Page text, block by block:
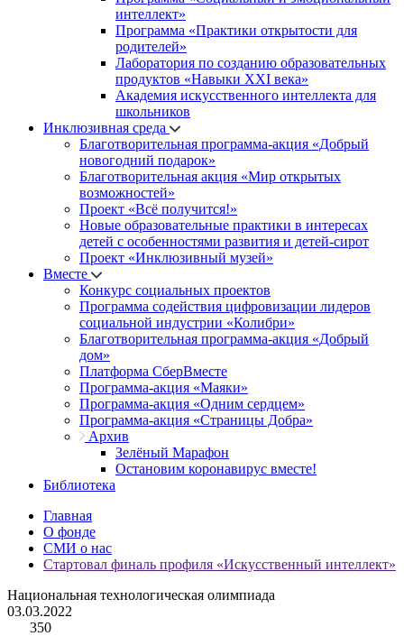
интеллект»
Программа «Практики открытости для
родителей»
Лаборатория по созданию образовательных
продуктов «Навыки XXI века»
Академия искусственного интеллекта для
школьников
Инклюзивная среда
Благотворительная программа-акция «Добрый
новогодний подарок»
Благотворительная акция «Мир открытых
возможностей»
Проект «Всё получится!»
Новые образовательные практики в интересах
детей с особенностями развития и детей-сирот
Проект «Инклюзивный музей»
Вместе
Конкурс социальных проектов
Программа содействия цифровизации лидеров
социальной индустрии «Колибри»
Благотворительная программа-акция «Добрый
дом»
Платформа СберВместе
Программа-акция «Маяки»
Программа-акция «Одним сердцем»
Программа-акция «Страницы Добра»
Архив
Зелёный Марафон
Остановим коронавирус вместе!
Библиотека
Главная
О фонде
СМИ о нас
Стартовал финаль профиля «Искусственный интеллект»
Национальная технологическая олимпиада
03.03.2022
350